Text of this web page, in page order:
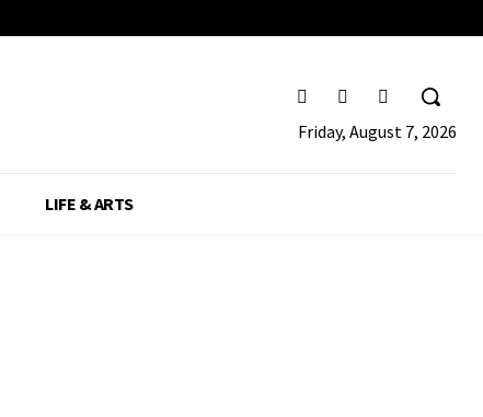
Friday, August 7, 2026
LIFE & ARTS